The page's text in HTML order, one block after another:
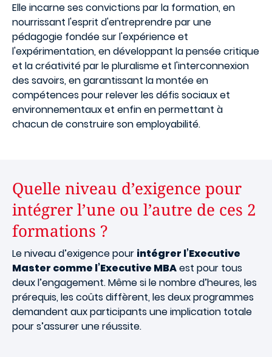
Elle incarne ses convictions par la formation, en
nourrissant l'esprit d'entreprendre par une
pédagogie fondée sur l'expérience et
l'expérimentation, en développant la pensée critique
et la créativité par le pluralisme et l'interconnexion
des savoirs, en garantissant la montée en
compétences pour relever les défis sociaux et
environnementaux et enfin en permettant à
chacun de construire son employabilité.
Quelle niveau d’exigence pour
intégrer l’une ou l’autre de ces 2
formations ?
Le niveau d’exigence pour intégrer l’Executive
Master comme l’Executive MBAest pour tous
deux l’engagement. Même si le nombre d’heures, les
prérequis, les coûts diffèrent, les deux programmes
demandent aux participants une implication totale
pour s’assurer une réussite.